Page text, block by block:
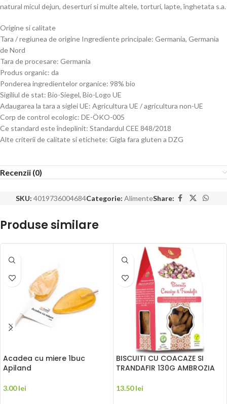
natural micul dejun, deserturi si multe altele, torturi, lapte, înghetata s.a.
Origine si calitate
Tara / regiunea de origine Ingrediente principale: Germania, Germania
de Nord
Tara de procesare: Germania
Produs organic: da
Ponderea ingredientelor organice: 98% bio
Sigiliul de stat: Bio-Siegel, Bio-Logo UE
Adaugarea la tara a siglei UE: Agricultura UE / agricultura non-UE
Corp de control ecologic: DE-ÖKO-005
Ce standard este îndeplinit: Standardul CEE 848/2018
Alte criterii de calitate si etichete: Gigla fara gluten a DZG
Recenzii (0)
SKU: 4019736004684Categorie: AlimenteShare:
Produse similare
Acadea cu miere 1buc
Apiland
3.00lei
BISCUITI CU COACAZE SI
TRANDAFIR 130G AMBROZIA
13.50lei